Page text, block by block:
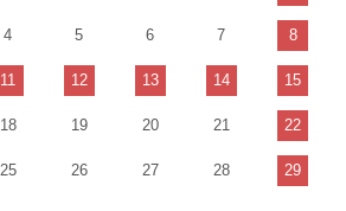
4 5 6 7 8
11 12 13 14 15
18 19 20 21 22
25 26 27 28 29